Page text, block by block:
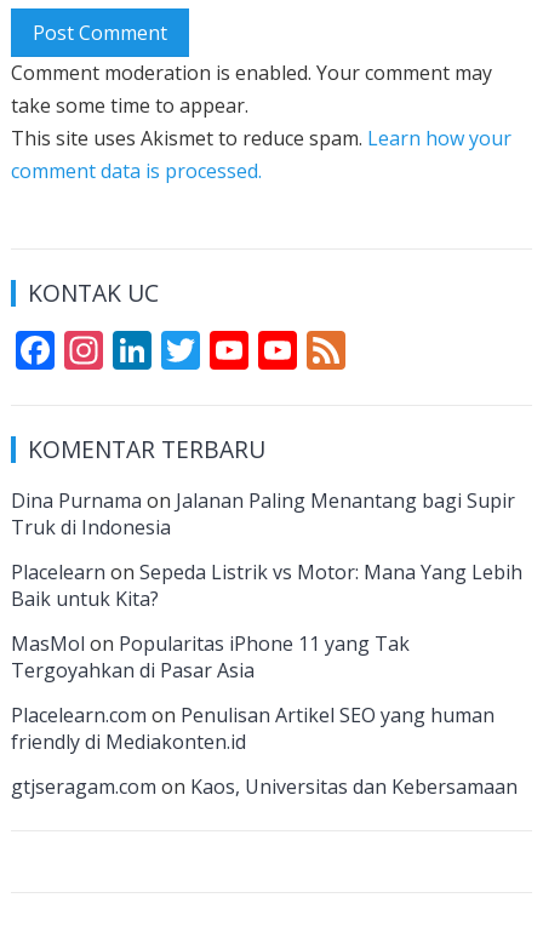
Comment moderation is enabled. Your comment may
take some time to appear.
This site uses Akismet to reduce spam. Learn how your
comment data is processed.
KONTAK UC
F
e
b
o
o
k
In
a
gr
a
m
Li
k
e
dI
n
T
itt
er
Y
u
T
u
e
Y
u
e
h
a
n
n
F
KOMENTAR TERBARU
Dina Purnama on Jalanan Paling Menantang bagi Supir
Truk di Indonesia
Placelearn on Sepeda Listrik vs Motor: Mana Yang Lebih
Baik untuk Kita?
MasMol on Popularitas iPhone 11 yang Tak
Tergoyahkan di Pasar Asia
Placelearn.com on Penulisan Artikel SEO yang human
friendly di Mediakonten.id
gtjseragam.com on Kaos, Universitas dan Kebersamaan